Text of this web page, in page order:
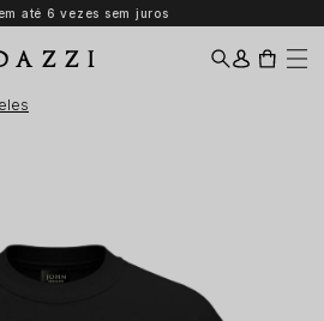
até 6 vezes sem juros